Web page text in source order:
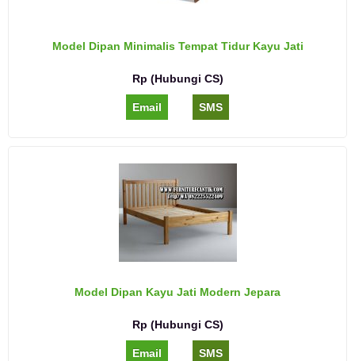
Model Dipan Minimalis Tempat Tidur Kayu Jati
Rp (Hubungi CS)
Email SMS
Model Dipan Kayu Jati Modern Jepara
Rp (Hubungi CS)
Email SMS